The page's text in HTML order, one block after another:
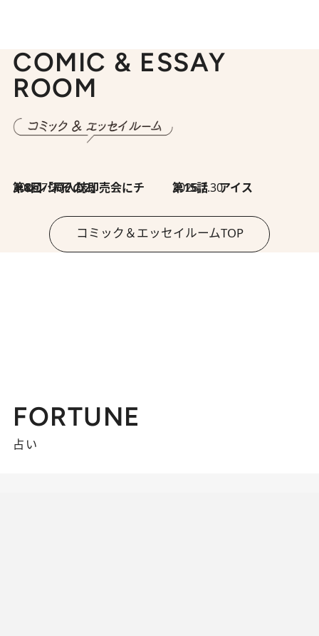
COMIC & ESSAY
ROOM
2026.7.30
第8回「同人誌即売会にチャレンジ その2」 2026.7.30
第15話 アイス
コミック＆エッセイルームTOP
FORTUNE
占い